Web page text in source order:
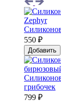
550 ₽
Добавить
грибочек
799 ₽